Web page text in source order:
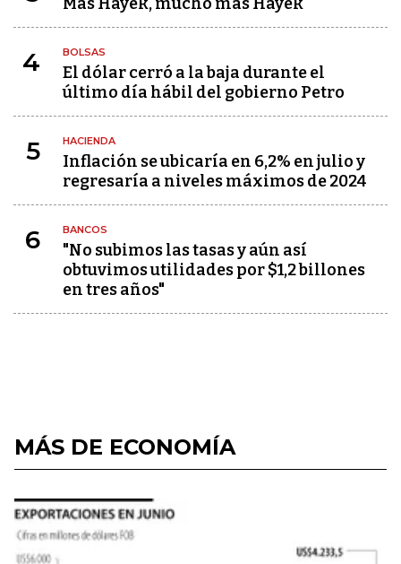
4 BOLSAS
El dólar cerró a la baja durante el
último día hábil del gobierno Petro
5 HACIENDA
Inflación se ubicaría en 6,2% en julio y
regresaría a niveles máximos de 2024
6 BANCOS
"No subimos las tasas y aún así
obtuvimos utilidades por $1,2 billones
en tres años"
MÁS DE ECONOMÍA